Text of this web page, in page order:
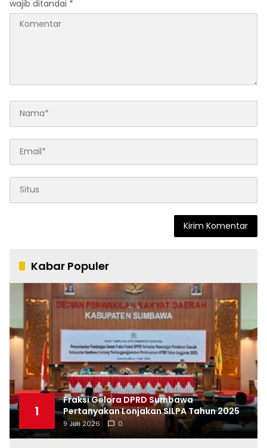
wajib ditandai *
Kabar Populer
1
Fraksi Gelora DPRD Sumbawa
Pertanyakan Lonjakan SILPA Tahun 2025
9 Juli 2026 0